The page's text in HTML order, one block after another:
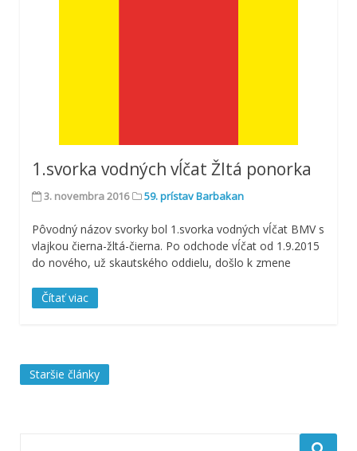
1.svorka vodných vĺčat Žltá ponorka
3. novembra 2016 59. prístav Barbakan
Pôvodný názov svorky bol 1.svorka vodných vĺčat BMV s
vlajkou čierna-žltá-čierna. Po odchode vĺčat od 1.9.2015
do nového, už skautského oddielu, došlo k zmene
Čítať viac
Navigácia
Staršie články